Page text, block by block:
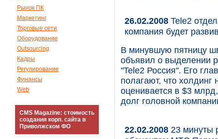
Рынок ПК
Маркетинг
Торговые сети
Оборудование
Outsourcing
Кадры
Регулирование
Финансы
Web
CMS Magazine: стоимость
создания корп. сайта в
Приволжском ФО
26.02.2008 Tele2
компания будет
В минувшую пятницу
объявил о выделении
"Tele2 Россия". Его
полагают, что холдинг
оценивается в $3
долг головной
22.02.2008 23 минуты